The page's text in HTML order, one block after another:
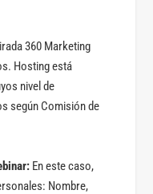
360 Marketing
Hosting está
nivel de
según Comisión de
En este caso,
Nombre,